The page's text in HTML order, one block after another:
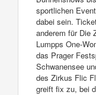
sportlichen
dabei sein.
anderem für Die
Lumpps One-
das Prager
Schwanensee
des Zirkus Flic
greift fix zu, bei